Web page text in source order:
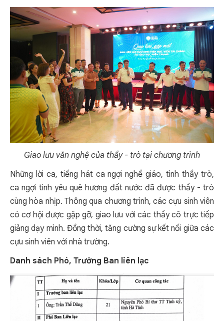
Giao lưu văn nghệ của thầy - trò tại chương trình
Những lời ca, tiếng hát ca ngợi nghề giáo, tình thầy trò,
ca ngợi tình yêu quê hương đất nước đã được thầy - trò
cùng hòa nhịp. Thông qua chương trình, các cựu sinh viên
có cơ hội được gặp gỡ, giao lưu với các thầy cô trực tiếp
giảng dạy mình. Đồng thời, tăng cường sự kết nối giữa các
cựu sinh viên với nhà trường.
Danh sách Phó, Trưởng Ban liên lạc